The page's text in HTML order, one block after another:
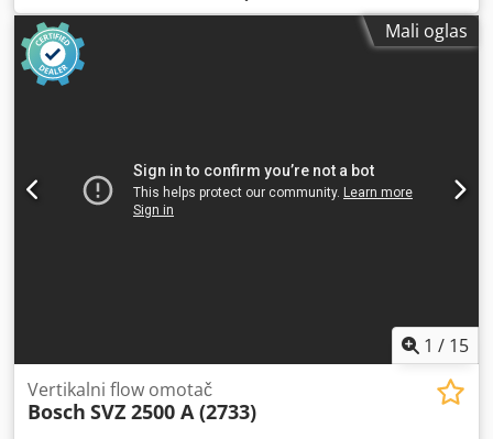
Mali oglas
1 / 15
Vertikalni flow omotač
Bosch SVZ 2500 A (2733)